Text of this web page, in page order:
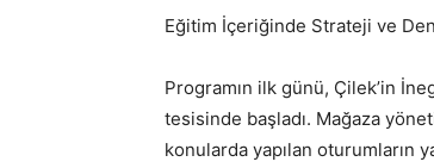
Eğitim İçeriğinde Strateji ve
Programın ilk günü, Çilek’in
tesisinde başladı. Mağaza
konularda yapılan oturumların